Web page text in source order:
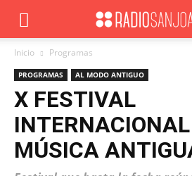
Inicio Programas
PROGRAMAS AL MODO ANTIGUO
X FESTIVAL
MÚSICA